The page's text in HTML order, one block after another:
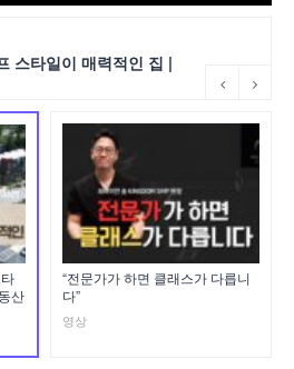
스타일이 매력적인 집 |
산
“전문가가 하면 클래스가 다릅니
다”
영상